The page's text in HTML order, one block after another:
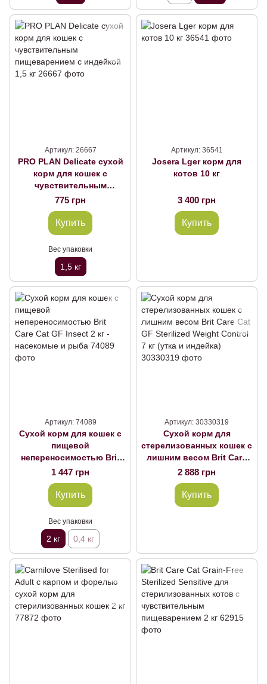
Артикул: 26667
PRO PLAN Delicate сухой
корм для кошек с
чувствительным
пищеварением с
индейкой 1,5 кг
775 грн
Купить
Вес упаковки
1,5 кг
Артикул: 36541
Josera Lger корм для
котов 10 кг
3 400 грн
Купить
Артикул: 74089
Сухой корм для кошек с
пищевой
непереносимостью Brit
Care Cat GF Insect 2 кг -
насекомые и рыба, 2 кг
1 447 грн
Купить
Вес упаковки
2 кг 0,4 кг
Артикул: 30330319
Сухой корм для
стерелизованных кошек с
лишним весом Brit Care
Cat GF Sterilized Weight
Control 7 кг (утка и
индейка)
2 888 грн
Купить